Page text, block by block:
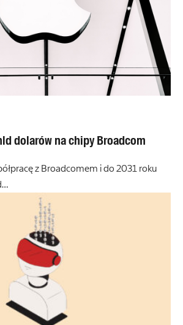
dolarów na chipy Broadcom
z Broadcomem i do 2031 roku